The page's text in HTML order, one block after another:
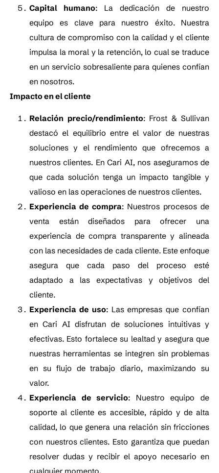
Capital humano: La dedicación de nuestro
equipo es clave para nuestro éxito. Nuestra
cultura de compromiso con la calidad y el cliente
impulsa la moral y la retención, lo cual se traduce
en un servicio sobresaliente para quienes confían
en nosotros.
Impacto en el cliente
Relación precio/rendimiento: Frost & Sullivan
destacó el equilibrio entre el valor de nuestras
soluciones y el rendimiento que ofrecemos a
nuestros clientes. En Cari AI, nos aseguramos de
que cada solución tenga un impacto tangible y
valioso en las operaciones de nuestros clientes.
Experiencia de compra: Nuestros procesos de
venta están diseñados para ofrecer una
experiencia de compra transparente y alineada
con las necesidades de cada cliente. Este enfoque
asegura que cada paso del proceso esté
adaptado a las expectativas y objetivos del
cliente.
Experiencia de uso: Las empresas que confían
en Cari AI disfrutan de soluciones intuitivas y
efectivas. Esto fortalece su lealtad y asegura que
nuestras herramientas se integren sin problemas
en su flujo de trabajo diario, maximizando su
valor.
Experiencia de servicio: Nuestro equipo de
soporte al cliente es accesible, rápido y de alta
calidad, lo que genera una relación sin fricciones
con nuestros clientes. Esto garantiza que puedan
resolver dudas y recibir el apoyo necesario en
cualquier momento.